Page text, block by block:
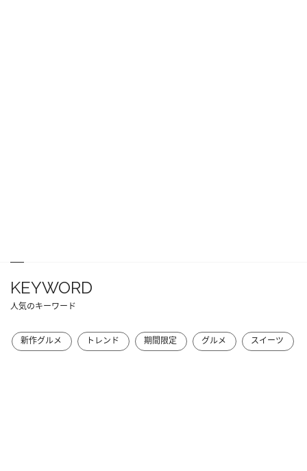
KEYWORD
人気のキーワード
新作グルメ トレンド 期間限定 グルメ スイーツ